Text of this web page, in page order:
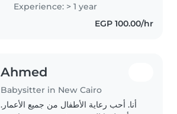
maintaining a safe, engaging,
and structured environment..
Experience: > 1 year
EGP 100.00/hr
Ahmed
Babysitter in New Cairo
أنا. أحب رعاية الأطفال من جميع الأعمار.